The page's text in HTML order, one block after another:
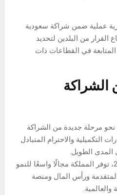
عملية ضمن شراكة سعودية
من البلدين لتحديد
في القطاعات ذات
نحو مرحلة جديدة من الشراكة
التكميلية والاحترام المتبادل
المدى الطويل.
وفي إطار رؤية السعودية 2030، توفر المملكة مجالًا واسعًا للنمو
المتقدمة ورأس المال ومنصة
والعالمية.